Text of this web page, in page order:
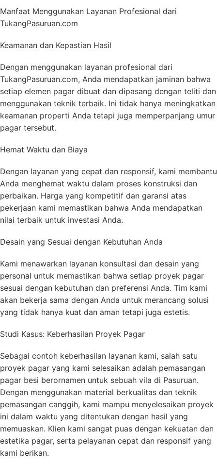
Manfaat Menggunakan Layanan Profesional dari
TukangPasuruan.com
Keamanan dan Kepastian Hasil
Dengan menggunakan layanan profesional dari
TukangPasuruan.com, Anda mendapatkan jaminan bahwa
setiap elemen pagar dibuat dan dipasang dengan teliti dan
menggunakan teknik terbaik. Ini tidak hanya meningkatkan
keamanan properti Anda tetapi juga memperpanjang umur
pagar tersebut.
Hemat Waktu dan Biaya
Dengan layanan yang cepat dan responsif, kami membantu
Anda menghemat waktu dalam proses konstruksi dan
perbaikan. Harga yang kompetitif dan garansi atas
pekerjaan kami memastikan bahwa Anda mendapatkan
nilai terbaik untuk investasi Anda.
Desain yang Sesuai dengan Kebutuhan Anda
Kami menawarkan layanan konsultasi dan desain yang
personal untuk memastikan bahwa setiap proyek pagar
sesuai dengan kebutuhan dan preferensi Anda. Tim kami
akan bekerja sama dengan Anda untuk merancang solusi
yang tidak hanya kuat dan aman tetapi juga estetis.
Studi Kasus: Keberhasilan Proyek Pagar
Sebagai contoh keberhasilan layanan kami, salah satu
proyek pagar yang kami selesaikan adalah pemasangan
pagar besi berornamen untuk sebuah vila di Pasuruan.
Dengan menggunakan material berkualitas dan teknik
pemasangan canggih, kami mampu menyelesaikan proyek
ini dalam waktu yang ditentukan dengan hasil yang
memuaskan. Klien kami sangat puas dengan kekuatan dan
estetika pagar, serta pelayanan cepat dan responsif yang
kami berikan.